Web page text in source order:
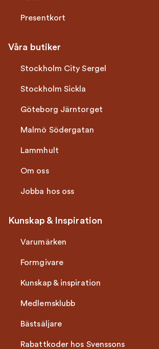
Presentkort
Våra butiker
Stockholm City Sergel
Stockholm Sickla
Göteborg Järntorget
Malmö Södergatan
Lammhult
Om oss
Jobba hos oss
Kunskap & Inspiration
Varumärken
Formgivare
Kunskap & inspiration
Medlemsklubb
Bästsäljare
Rabattkoder hos Svenssons